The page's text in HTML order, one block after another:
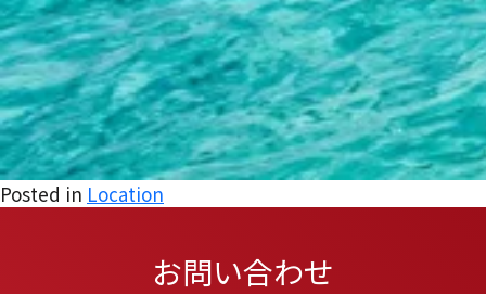
Posted in Location
お問い合わせ